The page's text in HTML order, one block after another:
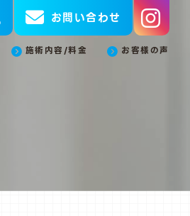
施術内容/料金 お客様の声
お問い合わせ